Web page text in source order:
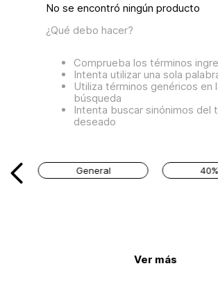
No se encontró ningún producto
¿Qué debo hacer?
Comprueba los términos
Intenta utilizar una sola
Utiliza términos genéricos en
búsqueda
Intenta buscar sinónimos del
deseado
General
Ver más